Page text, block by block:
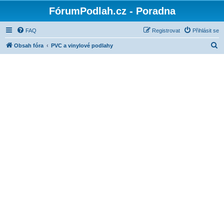
FórumPodlah.cz - Poradna
FAQ Přihlásit se
Registrovat
Obsah fóra PVC a vinylové podlahy